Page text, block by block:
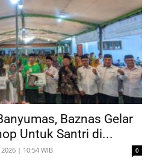
Baznas Gelar
Untuk Santri di...
| 10:54 WIB 0